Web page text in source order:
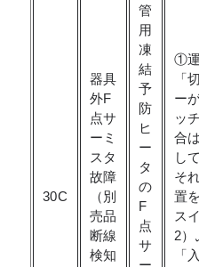
30C
器具
外F
点サ
ーミ
スタ
故障
（別
売品
断線
検知
管
用
凍
結
予
防
ヒ
ー
タ
の
F
点
サ
①運
「
ー
ッ
合
し
そ
置
ス
2）
「